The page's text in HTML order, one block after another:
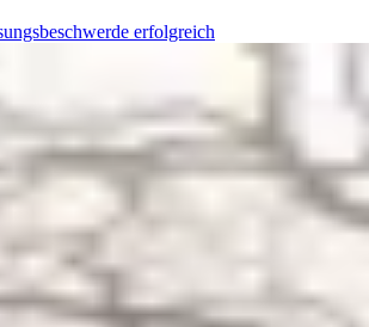
erfolgreich